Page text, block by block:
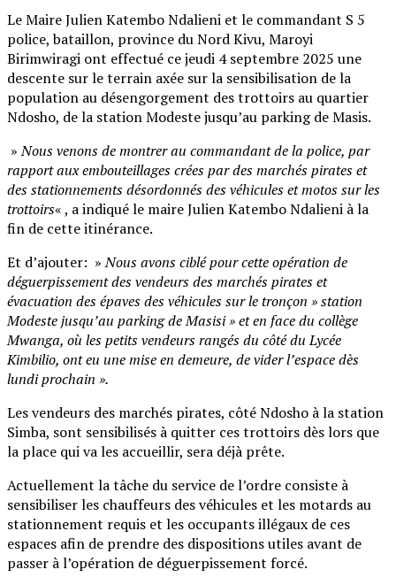
Le Maire Julien Katembo Ndalieni et le commandant S 5
police, bataillon, province du Nord Kivu, Maroyi
Birimwiragi ont effectué ce jeudi 4 septembre 2025 une
descente sur le terrain axée sur la sensibilisation de la
population au désengorgement des trottoirs au quartier
Ndosho, de la station Modeste jusqu’au parking de Masis.
»Nous venons de montrer au commandant de la police, par
rapport aux embouteillages crées par des marchés pirates et
des stationnements désordonnés des véhicules et motos sur les
trottoirs« , a indiqué le maire Julien Katembo Ndalieni à la
fin de cette itinérance.
Et d’ajouter: »Nous avons ciblé pour cette opération de
déguerpissement des vendeurs des marchés pirates et
évacuation des épaves des véhicules sur le tronçon » station
Modeste jusqu’au parking de Masisi » et en face du collège
Mwanga, où les petits vendeurs rangés du côté du Lycée
Kimbilio, ont eu une mise en demeure, de vider l’espace dès
lundi prochain ».
Les vendeurs des marchés pirates, côté Ndosho à la station
Simba, sont sensibilisés à quitter ces trottoirs dès lors que
la place qui va les accueillir, sera déjà prête.
Actuellement la tâche du service de l’ordre consiste à
sensibiliser les chauffeurs des véhicules et les motards au
stationnement requis et les occupants illégaux de ces
espaces afin de prendre des dispositions utiles avant de
passer à l’opération de déguerpissement forcé.